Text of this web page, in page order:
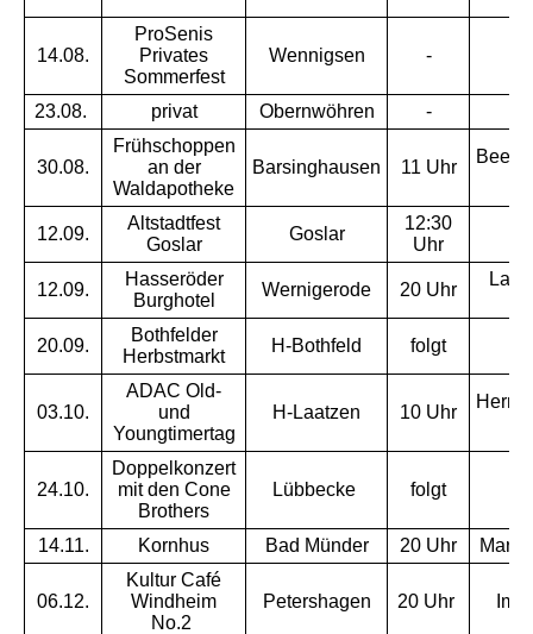
14.08.
ProSenis
Privates
Sommerfest
Wennigsen -
23.08. privat Obernwöhren -
30.08.
Frühschoppen
an der
Waldapotheke
Barsinghausen 11 Uhr
12.09.
Altstadtfest
Goslar
Goslar
12:30
Uhr
12.09.
Hasseröder
Burghotel
Wernigerode 20 Uhr
20.09.
Bothfelder
Herbstmarkt
H-Bothfeld folgt
03.10.
ADAC Old-
und
Youngtimertag
H-Laatzen 10 Uhr
24.10.
Doppelkonzert
mit den Cone
Brothers
Lübbecke folgt
14.11. Kornhus Bad Münder 20 Uhr
06.12.
Kultur Café
Windheim
No.2
Petershagen 20 Uhr Im